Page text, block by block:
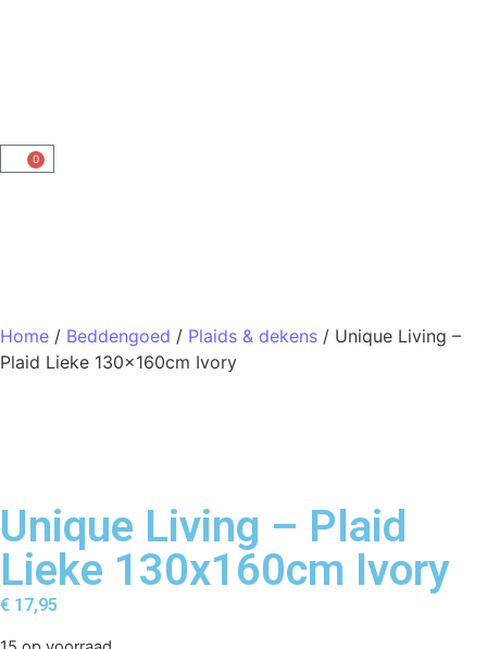
0
Home / Beddengoed / Plaids & dekens / Unique Living –
Plaid Lieke 130x160cm Ivory
Unique Living – Plaid
Lieke 130x160cm Ivory
€ 17,95